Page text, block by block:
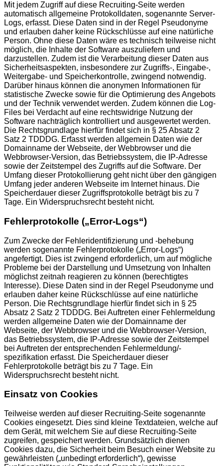
Mit jedem Zugriff auf diese Recruiting-Seite werden
automatisch allgemeine Protokolldaten, sogenannte Server-
Logs, erfasst. Diese Daten sind in der Regel Pseudonyme
und erlauben daher keine Rückschlüsse auf eine natürliche
Person. Ohne diese Daten wäre es technisch teilweise nicht
möglich, die Inhalte der Software auszuliefern und
darzustellen. Zudem ist die Verarbeitung dieser Daten aus
Sicherheitsaspekten, insbesondere zur Zugriffs-, Eingabe-,
Weitergabe- und Speicherkontrolle, zwingend notwendig.
Darüber hinaus können die anonymen Informationen für
statistische Zwecke sowie für die Optimierung des Angebots
und der Technik verwendet werden. Zudem können die Log-
Files bei Verdacht auf eine rechtswidrige Nutzung der
Software nachträglich kontrolliert und ausgewertet werden.
Die Rechtsgrundlage hierfür findet sich in § 25 Absatz 2
Satz 2 TDDDG. Erfasst werden allgemein Daten wie der
Domainname der Webseite, der Webbrowser und die
Webbrowser-Version, das Betriebssystem, die IP-Adresse
sowie der Zeitstempel des Zugriffs auf die Software. Der
Umfang dieser Protokollierung geht nicht über den gängigen
Umfang jeder anderen Webseite im Internet hinaus. Die
Speicherdauer dieser Zugriffsprotokolle beträgt bis zu 7
Tage. Ein Widerspruchsrecht besteht nicht.
Fehlerprotokolle („Error-Logs“)
Zum Zwecke der Fehleridentifizierung und -behebung
werden sogenannte Fehlerprotokolle („Error-Logs“)
angefertigt. Dies ist zwingend erforderlich, um auf mögliche
Probleme bei der Darstellung und Umsetzung von Inhalten
möglichst zeitnah reagieren zu können (berechtigtes
Interesse). Diese Daten sind in der Regel Pseudonyme und
erlauben daher keine Rückschlüsse auf eine natürliche
Person. Die Rechtsgrundlage hierfür findet sich in § 25
Absatz 2 Satz 2 TDDDG. Bei Auftreten einer Fehlermeldung
werden allgemeine Daten wie der Domainname der
Webseite, der Webbrowser und die Webbrowser-Version,
das Betriebssystem, die IP-Adresse sowie der Zeitstempel
bei Auftreten der entsprechenden Fehlermeldung/-
spezifikation erfasst. Die Speicherdauer dieser
Fehlerprotokolle beträgt bis zu 7 Tage. Ein
Widerspruchsrecht besteht nicht.
Einsatz von Cookies
Teilweise werden auf dieser Recruiting-Seite sogenannte
Cookies eingesetzt. Dies sind kleine Textdateien, welche auf
dem Gerät, mit welchem Sie auf diese Recruiting-Seite
zugreifen, gespeichert werden. Grundsätzlich dienen
Cookies dazu, die Sicherheit beim Besuch einer Website zu
gewährleisten („unbedingt erforderlich“), gewisse